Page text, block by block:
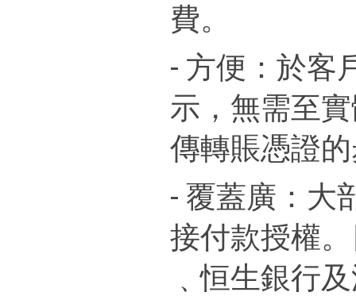
費。
- 方便：於客
示，無需至
傳轉賬憑證
- 覆蓋廣：大
接付款授權
﹑恒生銀行